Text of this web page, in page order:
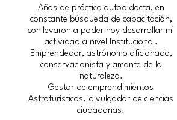
Años de práctica autodidacta, en
constante búsqueda de capacitación,
conllevaron a poder hoy desarrollar mi
actividad a nivel Institucional.
Emprendedor, astrónomo aficionado,
conservacionista y amante de la
naturaleza.
Gestor de emprendimientos
Astroturísticos. divulgador de ciencias
ciudadanas.